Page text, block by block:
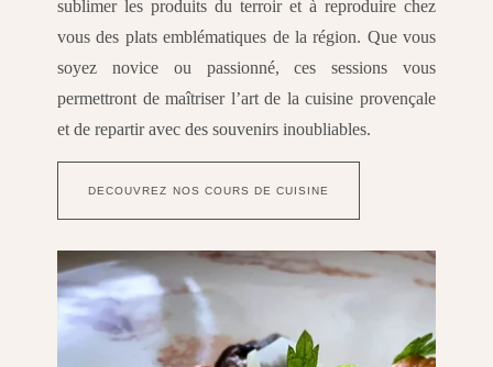
sublimer les produits du terroir et à reproduire chez
vous des plats emblématiques de la région. Que vous
soyez novice ou passionné, ces sessions vous
permettront de maîtriser l’art de la cuisine provençale
et de repartir avec des souvenirs inoubliables.
DECOUVREZ NOS COURS DE CUISINE